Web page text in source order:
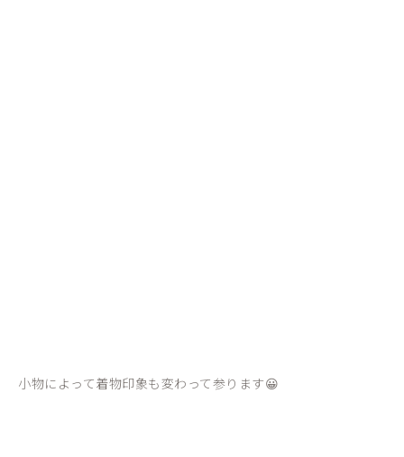
小物によって着物印象も変わって参ります😀